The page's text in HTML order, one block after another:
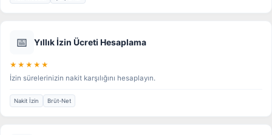
📅 Yıllık İzin Ücreti Hesaplama
★★★★★
İzin sürelerinizin nakit karşılığını hesaplayın.
Nakit İzin Brüt-Net